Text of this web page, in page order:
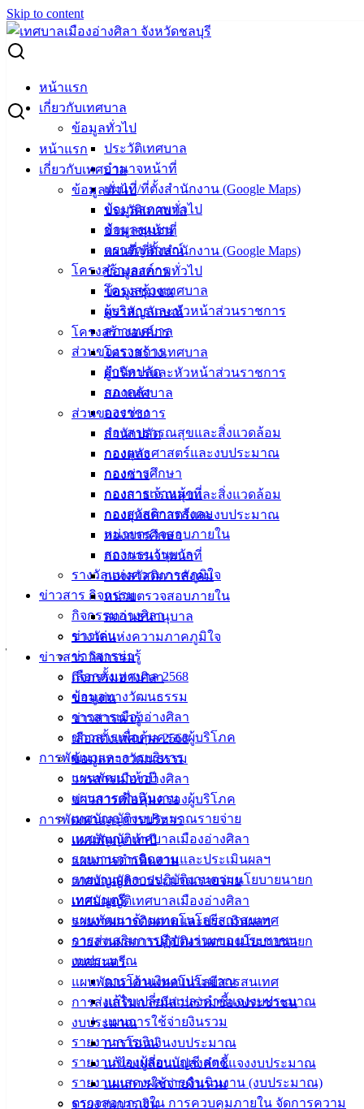
Skip to content
หน้าแรก
เกี่ยวกับเทศบาล
ข้อมูลทั่วไป
ประวัติเทศบาล
อำนาจหน้าที่
แผนที่/ที่ตั้งสำนักงาน (Google Maps)
ข้อมูลสภาพทั่วไป
ข้อมูลชุมชน
ตราสัญลักษณ์
โครงสร้างองค์กร
โครงสร้างเทศบาล
ผู้บริหารและหัวหน้าส่วนราชการ
สภาเทศบาล
ส่วนของราชการ
สำนักปลัด
กองคลัง
กองช่าง
กองสาธารณสุขและสิ่งแวดล้อม
กองยุทธศาสตร์และงบประมาณ
กองการศึกษา
กองการเจ้าหน้าที่
กองสวัสดิการสังคม
หน่วยตรวจสอบภายใน
สถานธนานุบาล
รางวัลแห่งความภาคภูมิใจ
ข่าวสาร กิจกรรม
กิจกรรมอ่างศิลา
ข่าวเด่น
ข่าวสารน่ารู้
เลือกตั้งเทศบาล 2568
ข้อมูลทางวัฒนธรรม
วารสารเมืองอ่างศิลา
ข่าวสารเพื่อคุ้มครองผู้บริโภค
การพัฒนาและการบริหาร
แผนพัฒนาห้าปี
แผนการดำเนินงาน
เทศบัญญัติงบประมาณรายจ่าย
เทศบัญญัติเทศบาลเมืองอ่างศิลา
รายงานการติดตามและประเมินผลฯ
รายงานผลการปฏิบัติงานตามนโยบายนายก
เทศมนตรี
แผนพัฒนาด้านเทคโนโลยีสารสนเทศ
การส่งเสริมการมีส่วนร่วมของประชาชน
งบประมาณ
การโอนเงินงบประมาณ
แก้ไขเปลี่ยนแปลงคำชี้แจงงบประมาณ
แผนการใช้จ่ายงินรวม
รายงานการเงิน
รายงานของผู้สอบบัญชี สตง.
รายงานแสดงผลการดำเนินงาน (งบประมาณ)
ตรวจสอบภายใน การควบคุมภายใน จัดการความ
หน้าแรก
เกี่ยวกับเทศบาล
ข้อมูลทั่วไป
ประวัติเทศบาล
อำนาจหน้าที่
แผนที่/ที่ตั้งสำนักงาน (Google Maps)
ข้อมูลสภาพทั่วไป
ข้อมูลชุมชน
ตราสัญลักษณ์
โครงสร้างองค์กร
โครงสร้างเทศบาล
ผู้บริหารและหัวหน้าส่วนราชการ
สภาเทศบาล
ส่วนของราชการ
สำนักปลัด
กองคลัง
กองช่าง
กองสาธารณสุขและสิ่งแวดล้อม
กองยุทธศาสตร์และงบประมาณ
กองการศึกษา
กองการเจ้าหน้าที่
กองสวัสดิการสังคม
หน่วยตรวจสอบภายใน
สถานธนานุบาล
รางวัลแห่งความภาคภูมิใจ
ข่าวสาร กิจกรรม
กิจกรรมอ่างศิลา
ข่าวเด่น
ข่าวสารน่ารู้
เลือกตั้งเทศบาล 2568
ข้อมูลทางวัฒนธรรม
วารสารเมืองอ่างศิลา
ข่าวสารเพื่อคุ้มครองผู้บริโภค
การพัฒนาและการบริหาร
แผนพัฒนาห้าปี
แผนการดำเนินงาน
เทศบัญญัติงบประมาณรายจ่าย
เทศบัญญัติเทศบาลเมืองอ่างศิลา
รายงานการติดตามและประเมินผลฯ
รายงานผลการปฏิบัติงานตามนโยบายนายก
เทศมนตรี
แผนพัฒนาด้านเทคโนโลยีสารสนเทศ
การส่งเสริมการมีส่วนร่วมของประชาชน
งบประมาณ
การโอนเงินงบประมาณ
แก้ไขเปลี่ยนแปลงคำชี้แจงงบประมาณ
แผนการใช้จ่ายงินรวม
รายงานการเงิน
Search for:
ด่วน!! พบผู้ป่วยฝีดาษลิง สายพันธุ์รุนแรง รายแรกของไทย
ด่วน!! พบผู้ป่วยฝีดาษลิง สายพันธุ์รุนแรง
รายแรกของไทย
สิงหาคม 22, 2024 สิงหาคม 23, 2024
การแพร่กระจายของเชื้อ
สัมผัสกับผื่นและสารคัดหลั่ง
ใกล้ชิดอยู่ร่วมกันเป็นเวลานาน
สัมผัสสิ่งของของผู้ป่วย
จากแม่สู่ลูก ผ่านทางรก
ห้ามสัมผัสผื่นที่สงสัยว่าติดเชื้อ
ห้ามใช้อุปกรณ์ร่วมกัน
หลีกเลี่ยงการมีเพศสัมพันธ์
หมั่นล้างมือบ่อยๆ
ไม่สัมผัสสัตว์กลุ่มฟันแทะและลิง
ด้วยความปราถนาดี จากงานป้องกันและควบคุมโรคติดต่อ กอง
สาธารณสุขและสิ่งแวดล้อม เทศบาลเมืองอ่างศิลา
#ฝีดาษลิง#เทศบาลเมืองอ่างศิลา#กองสาธารณสุขและสิ่ง
แวดล้อม#งานป้องกันและควบคุมโรค
เทศบาล
เมืองอ่าง
สำนักงาน
เทศบาลเมือง
อ่างศิลา 90/338
ม.3 ต.เสม็ด
อ.เมือง จ.ชลบุรี